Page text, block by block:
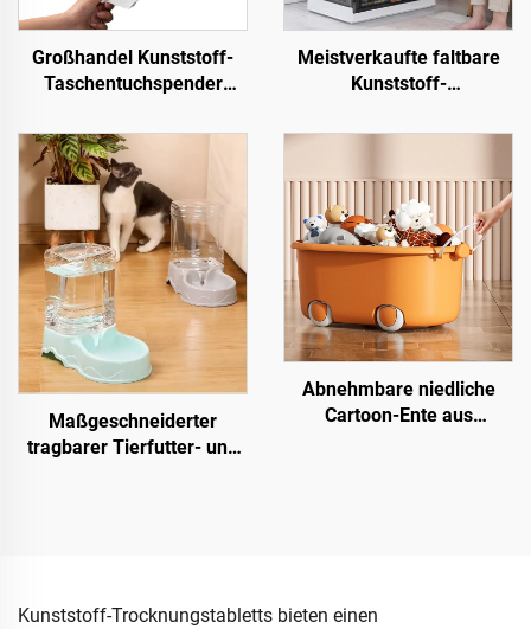
Großhandel Kunststoff-
Taschentuchspender
bohrfreie Montage,
Badezimmer-Papierhalter
Meistverkaufte faltbare
Kunststoff-
multifunktionale faltbare
Behälter für Kleidung,
Spielzeug, Bücher,
rechteckig
Maßgeschneiderter
tragbarer Tierfutter- und
hergestellt aus Kunststoff
Abnehmbare niedliche
Cartoon-Ente aus
Kunststoff-Trocknungstabletts bieten einen